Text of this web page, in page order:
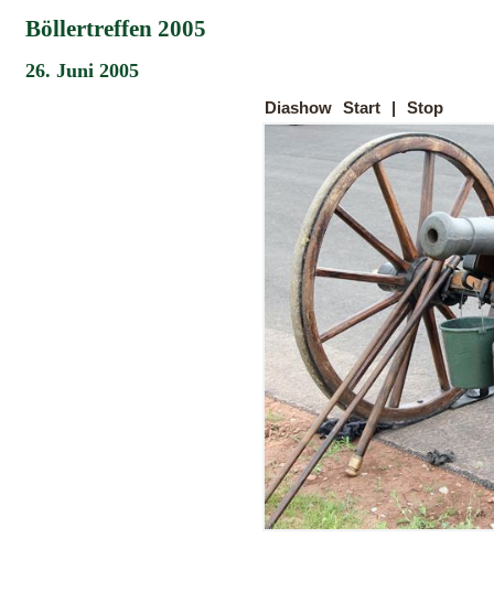
Böllertreffen 2005
26. Juni 2005
Diashow Start Stop